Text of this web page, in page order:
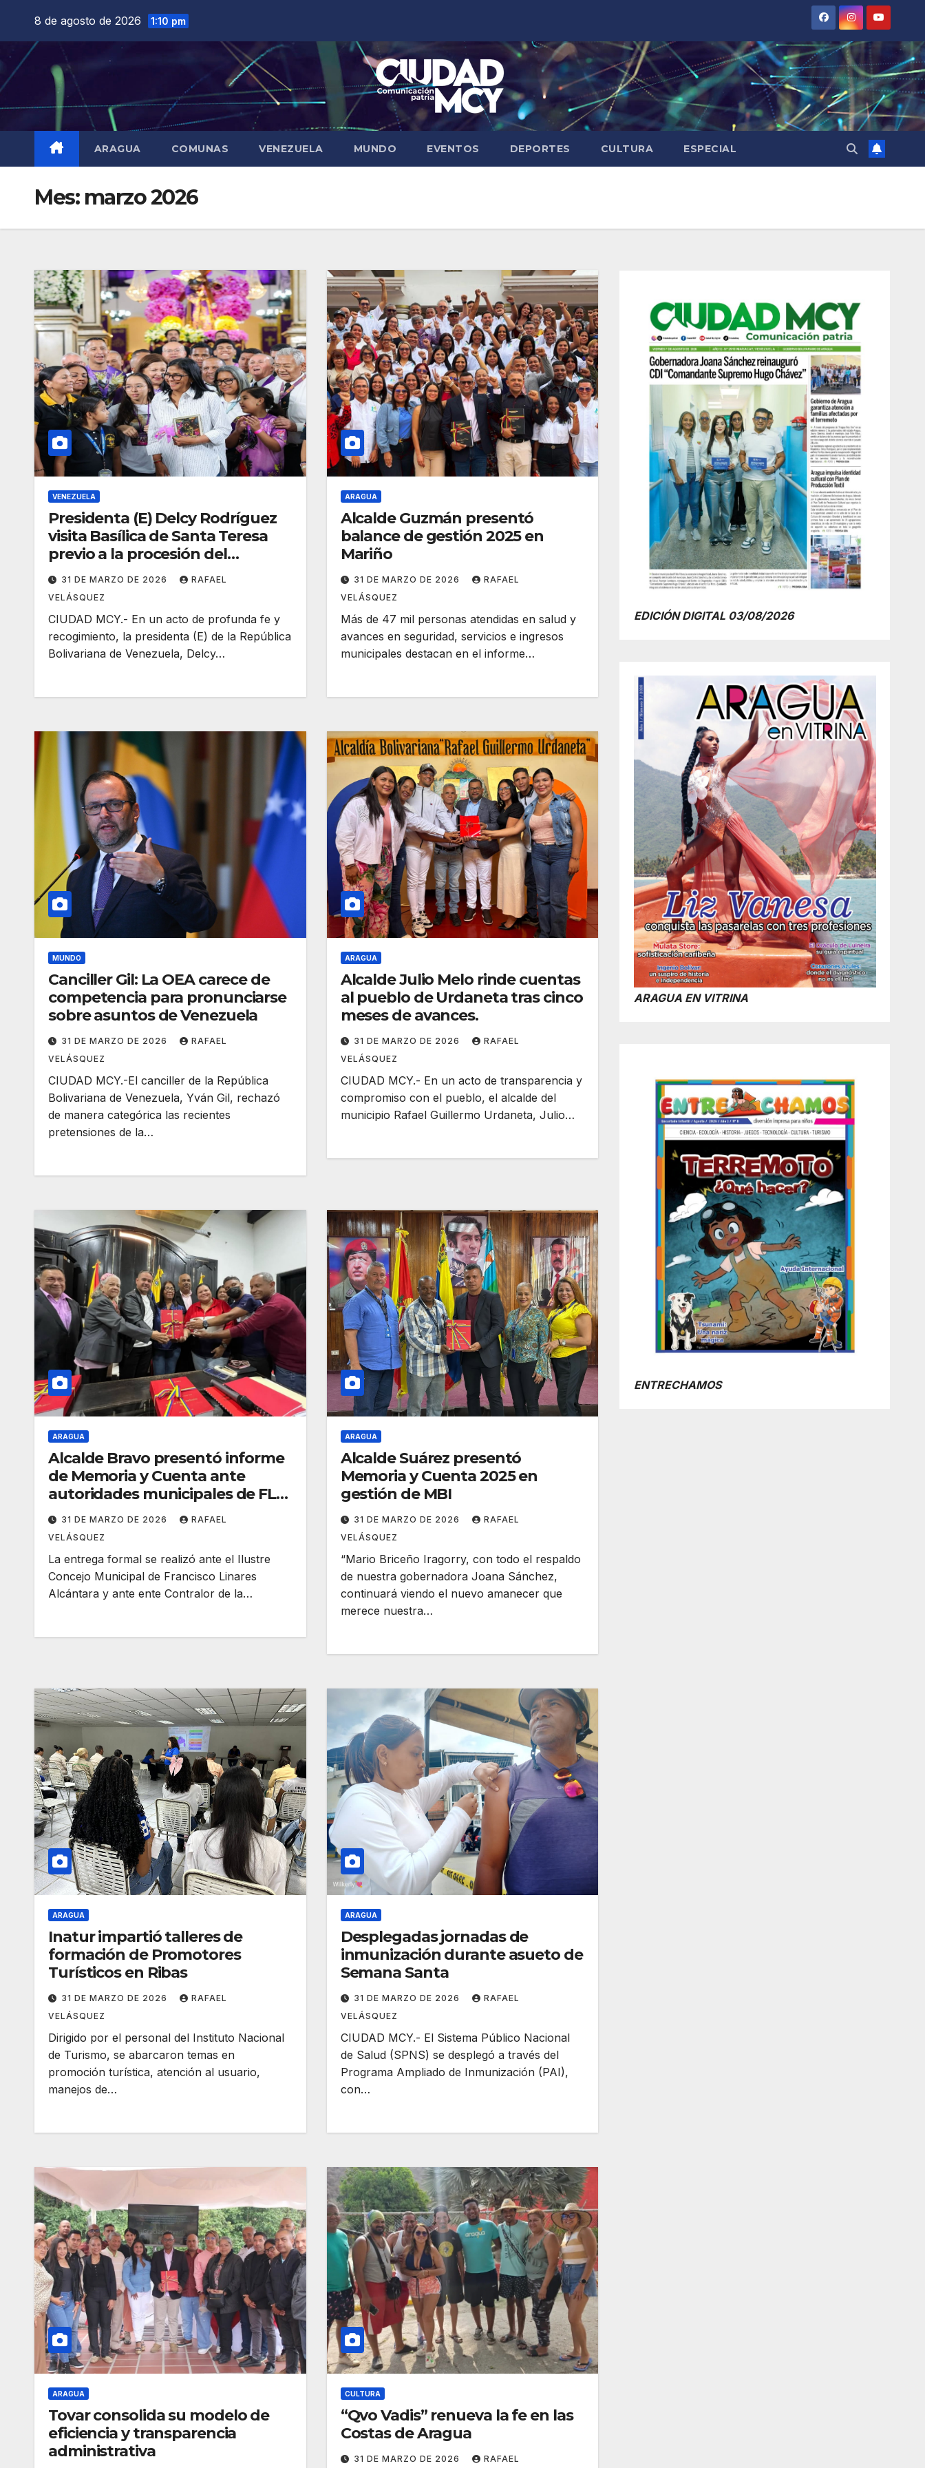
contenido
8 de agosto de 2026 1:10 pm
ARAGUA COMUNAS VENEZUELA MUNDO EVENTOS DEPORTES CULTURA ESPECIAL
Mes: marzo 2026
VENEZUELA
Presidenta (E) Delcy Rodríguez
visita Basílica de Santa Teresa
previo a la procesión del
Nazareno
31 DE MARZO DE 2026
RAFAEL
VELÁSQUEZ
CIUDAD MCY.- En un acto de profunda fe y
recogimiento, la presidenta (E) de la República
Bolivariana de Venezuela, Delcy…
ARAGUA
Alcalde Guzmán presentó
balance de gestión 2025 en
Mariño
31 DE MARZO DE 2026
RAFAEL
VELÁSQUEZ
Más de 47 mil personas atendidas en salud y
avances en seguridad, servicios e ingresos
municipales destacan en el informe…
MUNDO
Canciller Gil: La OEA carece de
competencia para pronunciarse
sobre asuntos de Venezuela
31 DE MARZO DE 2026
RAFAEL
VELÁSQUEZ
CIUDAD MCY.-El canciller de la República
Bolivariana de Venezuela, Yván Gil, rechazó
de manera categórica las recientes
pretensiones de la…
ARAGUA
Alcalde Julio Melo rinde cuentas
al pueblo de Urdaneta tras cinco
meses de avances.
31 DE MARZO DE 2026
RAFAEL
VELÁSQUEZ
CIUDAD MCY.- En un acto de transparencia y
compromiso con el pueblo, el alcalde del
municipio Rafael Guillermo Urdaneta, Julio…
ARAGUA
Alcalde Bravo presentó informe
de Memoria y Cuenta ante
autoridades municipales de FLA
31 DE MARZO DE 2026
RAFAEL
VELÁSQUEZ
La entrega formal se realizó ante el Ilustre
Concejo Municipal de Francisco Linares
Alcántara y ante ente Contralor de la…
ARAGUA
Alcalde Suárez presentó
Memoria y Cuenta 2025 en
gestión de MBI
31 DE MARZO DE 2026
RAFAEL
VELÁSQUEZ
“Mario Briceño Iragorry, con todo el respaldo
de nuestra gobernadora Joana Sánchez,
continuará viendo el nuevo amanecer que
merece nuestra…
ARAGUA
Inatur impartió talleres de
formación de Promotores
Turísticos en Ribas
31 DE MARZO DE 2026
RAFAEL
VELÁSQUEZ
Dirigido por el personal del Instituto Nacional
de Turismo, se abarcaron temas en
promoción turística, atención al usuario,
manejos de…
ARAGUA
Desplegadas jornadas de
inmunización durante asueto de
31 DE MARZO DE 2026
RAFAEL
VELÁSQUEZ
CIUDAD MCY.- El Sistema Público Nacional
de Salud (SPNS) se desplegó a través del
Programa Ampliado de Inmunización (PAI),
con…
ARAGUA
Tovar consolida su modelo de
eficiencia y transparencia
administrativa
CULTURA
“Qvo Vadis” renueva la fe en las
Costas de Aragua
31 DE MARZO DE 2026 RAFAEL
EDICIÓN DIGITAL 03/08/2026
ARAGUA EN VITRINA
ENTRECHAMOS